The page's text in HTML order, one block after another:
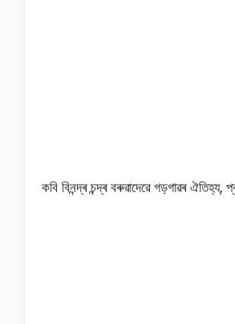
কবি বিনন্দ্ৰ চন্দ্ৰ বৰুৱাদেৱে গড়গাৱৰ